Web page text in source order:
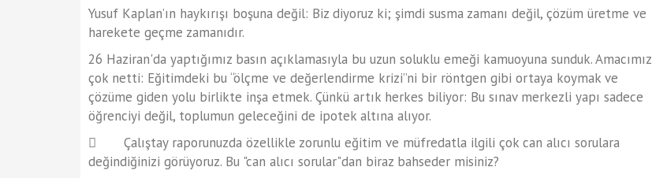
Yusuf Kaplan’ın haykırışı boşuna değil: Biz diyoruz ki; şimdi susma zamanı değil, çözüm üretme ve
harekete geçme zamanıdır.
26 Haziran'da yaptığımız basın açıklamasıyla bu uzun soluklu emeği kamuoyuna sunduk. Amacımız
çok netti: Eğitimdeki bu “ölçme ve değerlendirme krizi”ni bir röntgen gibi ortaya koymak ve
çözüme giden yolu birlikte inşa etmek. Çünkü artık herkes biliyor: Bu sınav merkezli yapı sadece
öğrenciyi değil, toplumun geleceğini de ipotek altına alıyor.
 Çalıştay raporunuzda özellikle zorunlu eğitim ve müfredatla ilgili çok can alıcı sorulara
değindiğinizi görüyoruz. Bu "can alıcı sorular"dan biraz bahseder misiniz?